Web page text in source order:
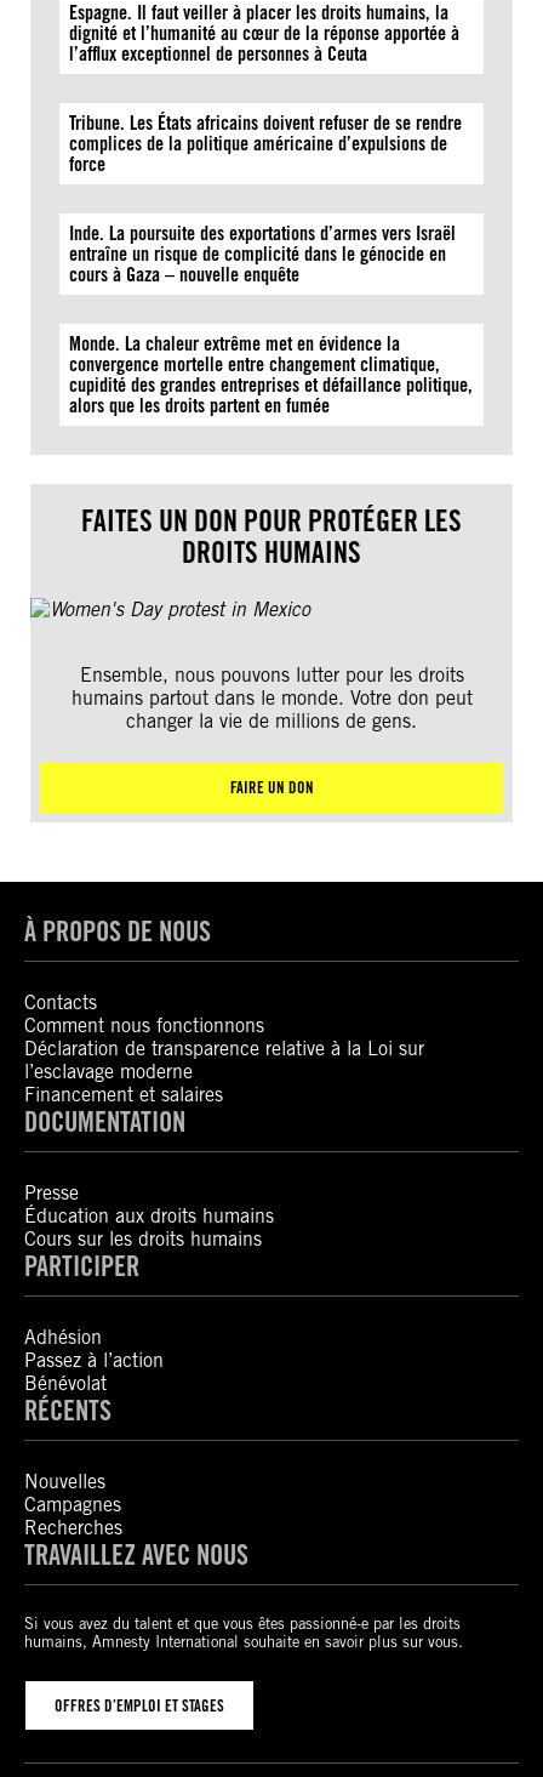
Espagne. Il faut veiller à placer les droits humains, la
dignité et l’humanité au cœur de la réponse apportée à
l’afflux exceptionnel de personnes à Ceuta
Tribune. Les États africains doivent refuser de se rendre
complices de la politique américaine d’expulsions de
force
Inde. La poursuite des exportations d’armes vers Israël
entraîne un risque de complicité dans le génocide en
cours à Gaza – nouvelle enquête
Monde. La chaleur extrême met en évidence la
convergence mortelle entre changement climatique,
cupidité des grandes entreprises et défaillance politique,
alors que les droits partent en fumée
FAITES UN DON POUR PROTÉGER LES
DROITS HUMAINS
Ensemble, nous pouvons lutter pour les droits
humains partout dans le monde. Votre don peut
changer la vie de millions de gens.
FAIRE UN DON
À PROPOS DE NOUS
Contacts
Comment nous fonctionnons
Déclaration de transparence relative à la Loi sur
l’esclavage moderne
Financement et salaires
DOCUMENTATION
Presse
Éducation aux droits humains
Cours sur les droits humains
PARTICIPER
Adhésion
Passez à l’action
Bénévolat
RÉCENTS
Nouvelles
Campagnes
Recherches
TRAVAILLEZ AVEC NOUS
Si vous avez du talent et que vous êtes passionné-e par les droits
humains, Amnesty International souhaite en savoir plus sur vous.
OFFRES D’EMPLOI ET STAGES